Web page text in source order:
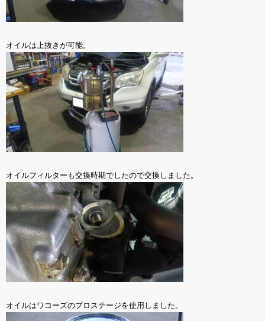
オイルは上抜きが可能。
オイルフィルターも交換時期でしたので交換しました。
オイルはワコーズのプロステージを使用しました。